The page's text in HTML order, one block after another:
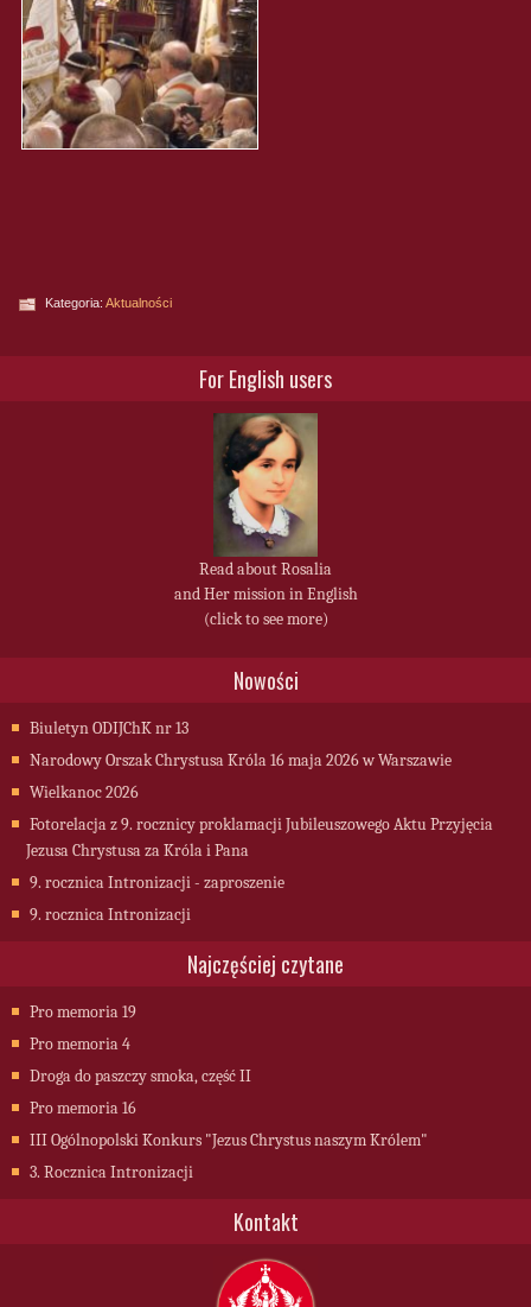
Kategoria: Aktualności
For English users
Read about Rosalia
and Her mission in English
(click to see more)
Nowości
Biuletyn ODIJChK nr 13
Narodowy Orszak Chrystusa Króla 16 maja 2026 w Warszawie
Wielkanoc 2026
Fotorelacja z 9. rocznicy proklamacji Jubileuszowego Aktu Przyjęcia
Jezusa Chrystusa za Króla i Pana
9. rocznica Intronizacji - zaproszenie
9. rocznica Intronizacji
Najczęściej czytane
Pro memoria 19
Pro memoria 4
Droga do paszczy smoka, część II
Pro memoria 16
III Ogólnopolski Konkurs "Jezus Chrystus naszym Królem"
3. Rocznica Intronizacji
Kontakt